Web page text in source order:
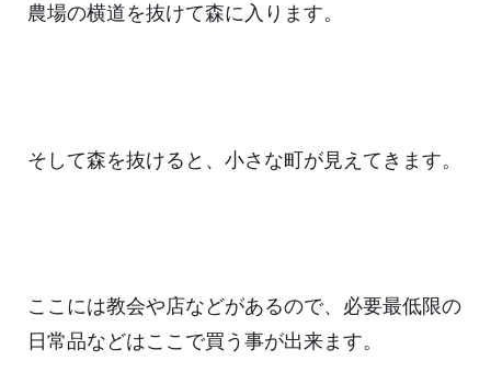
農場の横道を抜けて森に入ります。
そして森を抜けると、小さな町が見えてきます。
ここには教会や店などがあるので、必要最低限の
日常品などはここで買う事が出来ます。